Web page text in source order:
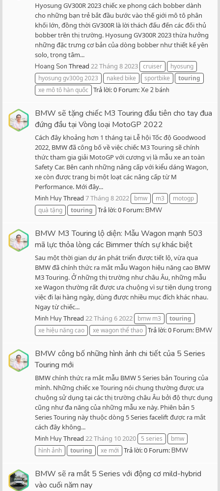
Hyosung GV300R 2023 chiếc xe phong cách bobber dành
cho những bạn trẻ bắt đầu bước vào thế giới mô tô phân
khối lớn, đồng thời GV300R là lời thách đấu đến các đối thủ
bobber trên thị trường. Hyosung GV300R 2023 thừa hưởng
những đặc trưng cơ bản của dòng bobber như thiết kế yên
solo, trọng tâm...
Hoang Son Thread 22 Tháng 8 2023 cruiser
hyosung
hyosung gv300g 2023
naked bike sportbike
touring
xe mô tô hàn quốc
Trả lời: 0 Forum:Xe 2 bánh
BMW sẽ tặng chiếc M3 Touring đầu tiên cho tay đua
đứng đầu tại Vòng loại MotoGP 2022
Cách đây khoảng hơn 1 tháng tại Lễ hội Tốc độ Goodwood
2022, BMW đã công bố về việc chiếc M3 Touring sẽ chính
thức tham gia giải MotoGP với cương vị là mẫu xe an toàn
Safety Car. Bên cạnh những nâng cấp với kiểu dáng Wagon,
xe còn được trang bị một loạt các nâng cấp từ M
Performance. Mới đây...
Minh HuyThread 7 Tháng 8 2022 bmw m3
motogp
quà tặng
touring Trả lời: 0 Forum:BMW
BMW M3 Touring lộ diện: Mẫu Wagon mạnh 503
mã lực thỏa lòng các Bimmer thích sự khác biệt
Sau một thời gian dự án phát triển được tiết lộ, vừa qua
BMW đã chính thức ra mắt mẫu Wagon hiệu năng cao BMW
M3 Touring. Ở những thị trường như châu Âu, những mẫu
xe Wagon thường rất được ưa chuộng vì sự tiện dụng trong
việc đi lại hàng ngày, dùng được nhiều mục đích khác nhau.
Ngay từ chiếc...
Minh HuyThread 22 Tháng 6 2022 bmw m3
touring
xe hiệu năng cao
xe wagon thể thao Trả lời: 0 Forum:BMW
BMW công bố những hình ảnh chi tiết của 5 Series
Touring mới
BMW chính thức ra mắt mẫu BMW 5 Series bản Touring của
mình. Những chiếc xe Touring nói chung thường được ưa
chuộng sử dụng tại các thị trường châu Âu bởi độ thực dụng
cũng như đa năng của những mẫu xe này. Phiên bản 5
Series Touring này thuộc dòng 5 Series facelift được ra mắt
cách đây không...
Minh HuyThread 22 Tháng 10 2020 5 series
bmw
hình ảnh
touring xe mới Trả lời: 0 Forum:BMW
BMW sẽ ra mắt 5 Series với động cơ mild-hybrid
vào cuối năm nay